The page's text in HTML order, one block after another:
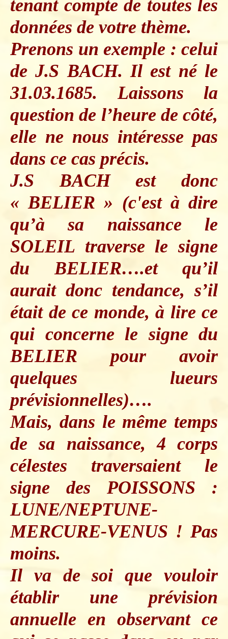
tenant compte de toutes les
données de votre thème.
Prenons un exemple : celui
de J.S BACH. Il est né le
31.03.1685. Laissons la
question de l’heure de côté,
elle ne nous intéresse pas
dans ce cas précis.
J.S BACH est donc
« BELIER » (c'est à dire
qu’à sa naissance le
SOLEIL traverse le signe
du BELIER….et qu’il
aurait donc tendance, s’il
était de ce monde, à lire ce
qui concerne le signe du
BELIER pour avoir
quelques lueurs
prévisionnelles)….
Mais, dans le même temps
de sa naissance, 4 corps
célestes traversaient le
signe des POISSONS :
LUNE/NEPTUNE-
MERCURE-VENUS ! Pas
moins.
Il va de soi que vouloir
établir une prévision
annuelle en observant ce